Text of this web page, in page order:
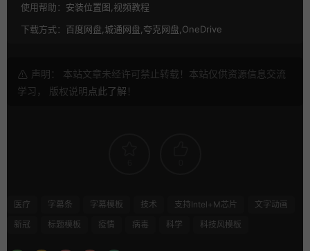
使用帮助： 安装位置图,视频教程
下载方式： 百度网盘,城通网盘,夸克网盘,OneDrive
声明： 本站文章未经许可禁止转载！本站仅供资源信息交流
学习， 版权说明点此了解 ！
医疗 字幕条 字幕模板 技术 支持Intel+M芯片
文字动画
新冠
标题模板 疫情 病毒 科学 科技风模板